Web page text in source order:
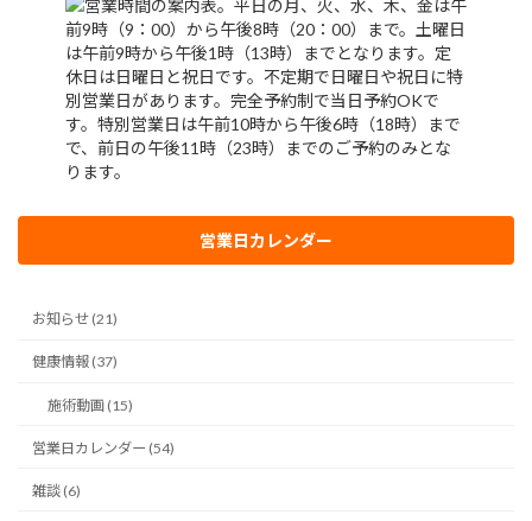
営業日カレンダー
お知らせ (21)
健康情報 (37)
施術動画 (15)
営業日カレンダー (54)
雑談 (6)